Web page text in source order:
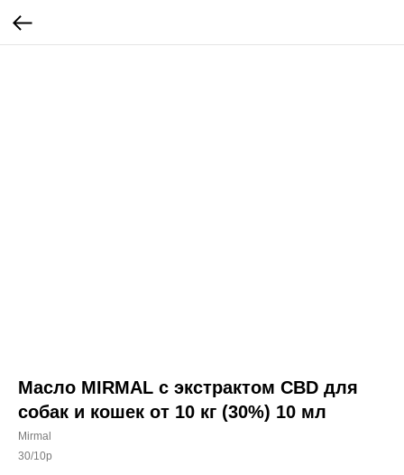
Масло MIRMAL с экстрактом CBD для
собак и кошек от 10 кг (30%) 10 мл
Mirmal
30/10p